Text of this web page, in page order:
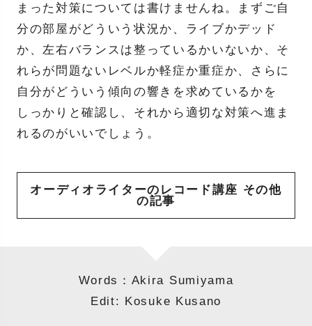
まった対策については書けませんね。まずご自
分の部屋がどういう状況か、ライブかデッド
か、左右バランスは整っているかいないか、そ
れらが問題ないレベルか軽症か重症か、さらに
自分がどういう傾向の響きを求めているかを
しっかりと確認し、それから適切な対策へ進ま
れるのがいいでしょう。
オーディオライターのレコード講座 その他
の記事
Words：Akira Sumiyama
Edit: Kosuke Kusano